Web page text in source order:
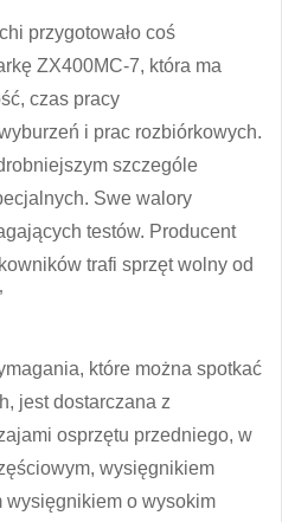
przygotowało coś
ZX400MC-7, która ma
czas pracy
i prac rozbiórkowych.
szczególe
Swe walory
testów. Producent
trafi sprzęt wolny od
które można spotkać
jest dostarczana z
osprzętu przedniego, w
wysięgnikiem
o wysokim